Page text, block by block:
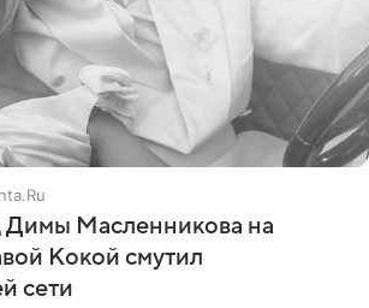
Димы Масленникова на
Кокой смутил
сети